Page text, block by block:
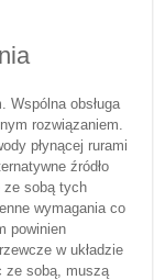
Wspólna obsługa
rozwiązaniem.
płynącej rurami
źródło
ze sobą tych
wymagania co
powinien
w układzie
ze sobą, muszą